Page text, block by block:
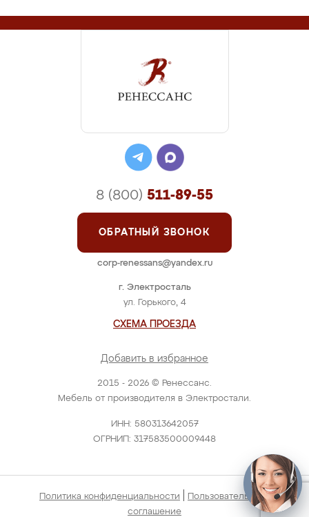
2015 - 2026 © Ренессанс.
Мебель от производителя в Электростали.
ИНН: 580313642057
ОГРНИП: 317583500009448
г. Электросталь
ул. Горького, 4
СХЕМА ПРОЕЗДА
Добавить в избранное
8 (800) 511-89-55
ОБРАТНЫЙ ЗВОНОК
corp-renessans@yandex.ru
Политика конфиденциальности
Пользовательское
соглашение